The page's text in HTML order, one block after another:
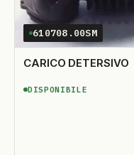
610708.00SM
CARICO DETERSIVO
DISPONIBILE
DISPONIBILE